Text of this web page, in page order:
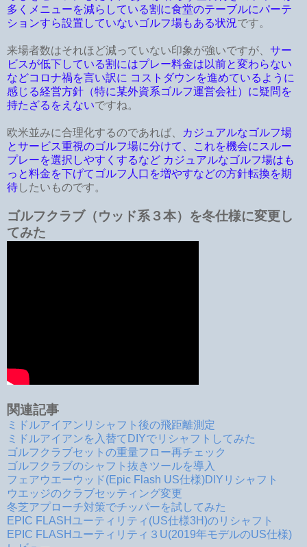
多くメニューを減らしている割に食堂のテーブルにパーテ
ションすら設置していないゴルフ場もある状況です。
来場者数はそれほど減っていない印象が強いですが、 サー
ビスが低下している割にはプレー料金は以前と変わらない
などコロナ禍を言い訳に コストダウンを進めているように
感じる経営方針（特に某外資系ゴルフ運営会社）に疑問を
持たざるをえないですね。
欧米並みに合理化するのであれば、
カジュアルなゴルフ場
とサービス重視のゴルフ場に分けて、これを機会にスルー
プレーを選択しやすくするなど カジュアルなゴルフ場はも
っと料金を下げてゴルフ人口を増やすなどの方針転換を期
待 したいものです。
ゴルフクラブ（ウッド系３本）を冬仕様に変更し
てみた
関連記事
ミドルアイアンリシャフト後の飛距離測定
ミドルアイアンを入替てDIYでリシャフトしてみた
ゴルフクラブセットの重量フロー再チェック
ゴルフクラブのシャフト抜きツールを導入
フェアウエーウッド(Epic Flash US仕様)DIYリシャフト
ウエッジのクラブセッティング変更
冬芝アプローチ対策でチッパーを試してみた
EPIC FLASHユーティリティ(US仕様3H)のリシャフト
EPIC FLASHユーティリティ３U(2019年モデルのUS仕様)